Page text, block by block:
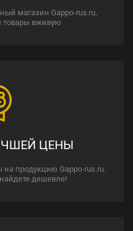
магазин Gappo-rus.ru,
товары вживую
ЦЕНЫ
продукцию Gappo-rus.ru.
дешевле!